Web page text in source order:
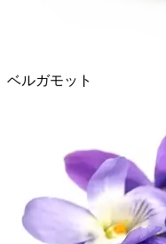
ベルガモット